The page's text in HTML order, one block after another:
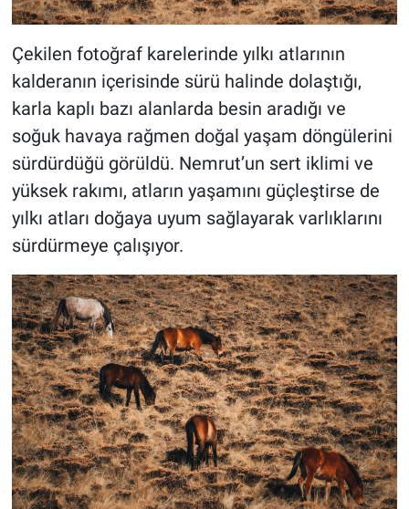
Çekilen fotoğraf karelerinde yılkı atlarının
kalderanın içerisinde sürü halinde dolaştığı,
karla kaplı bazı alanlarda besin aradığı ve
soğuk havaya rağmen doğal yaşam döngülerini
sürdürdüğü görüldü. Nemrut’un sert iklimi ve
yüksek rakımı, atların yaşamını güçleştirse de
yılkı atları doğaya uyum sağlayarak varlıklarını
sürdürmeye çalışıyor.